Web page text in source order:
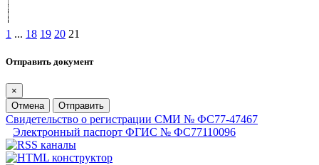
1 ... 18 19 20 21
Отправить документ
×
Отмена
Отправить
Свидетельство о регистрации СМИ № ФС77-47467
Электронный паспорт ФГИС № ФС77110096